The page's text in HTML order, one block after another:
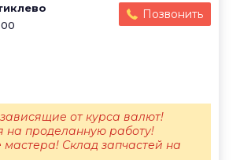
Позвонить
от курса валют!
на проделанную работу!
Склад запчастей на